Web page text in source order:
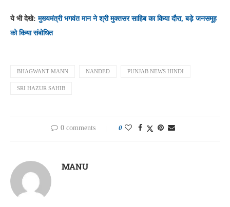
ये भी देखे:मुख्यमंत्री भगवंत मान ने श्री मुक्तसर साहिब का किया दौरा, बड़े जनसमूह
को किया संबोधित
BHAGWANT MANN NANDED PUNJAB NEWS HINDI
SRI HAZUR SAHIB
0 comments 0
MANU